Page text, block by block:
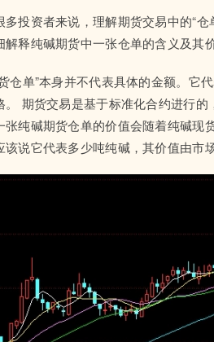
投资者来说，理解期货交易中的“仓
释纯碱期货中一张仓单的含义及其
仓单”本身并不代表具体的金额。它
期货交易是基于标准化合约进行
纯碱期货仓单的价值会随着纯碱现
说它代表多少吨纯碱，其价值由市